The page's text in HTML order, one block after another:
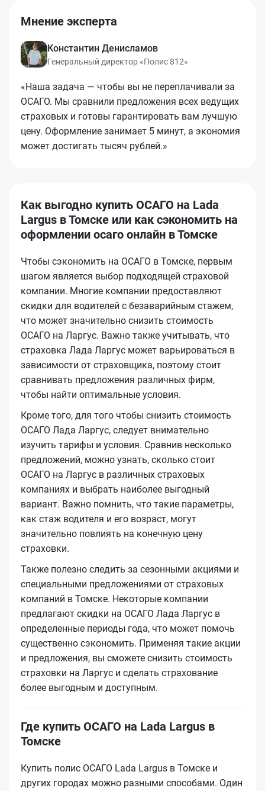
Мнение эксперта
Константин Денисламов
Генеральный директор «Полис 812»
«Наша задача — чтобы вы не переплачивали за
ОСАГО. Мы сравнили предложения всех ведущих
страховых и готовы гарантировать вам лучшую
цену. Оформление занимает 5 минут, а экономия
может достигать тысяч рублей.»
Как выгодно купить ОСАГО на Lada
Largus в Томске или как сэкономить на
оформлении осаго онлайн в Томске
Чтобы сэкономить на ОСАГО в Томске, первым
шагом является выбор подходящей страховой
компании. Многие компании предоставляют
скидки для водителей с безаварийным стажем,
что может значительно снизить стоимость
ОСАГО на Ларгус. Важно также учитывать, что
страховка Лада Ларгус может варьироваться в
зависимости от страховщика, поэтому стоит
сравнивать предложения различных фирм,
чтобы найти оптимальные условия.
Кроме того, для того чтобы снизить стоимость
ОСАГО Лада Ларгус, следует внимательно
изучить тарифы и условия. Сравнив несколько
предложений, можно узнать, сколько стоит
ОСАГО на Ларгус в различных страховых
компаниях и выбрать наиболее выгодный
вариант. Важно помнить, что такие параметры,
как стаж водителя и его возраст, могут
значительно повлиять на конечную цену
страховки.
Также полезно следить за сезонными акциями и
специальными предложениями от страховых
компаний в Томске. Некоторые компании
предлагают скидки на ОСАГО Лада Ларгус в
определенные периоды года, что может помочь
существенно сэкономить. Применяя такие акции
и предложения, вы сможете снизить стоимость
страховки на Ларгус и сделать страхование
более выгодным и доступным.
Где купить ОСАГО на Lada Largus в
Томске
Купить полис ОСАГО Lada Largus в Томске и
других городах можно разными способами. Один